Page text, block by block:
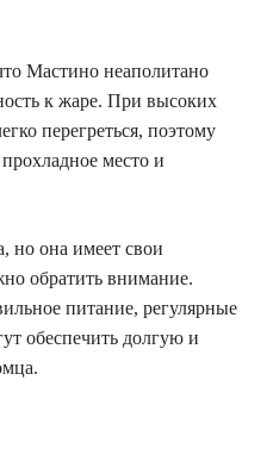
Мастино неаполитано
к жаре. При высоких
перегреться, поэтому
место и
но она имеет свои
обратить внимание.
питание, регулярные
обеспечить долгую и